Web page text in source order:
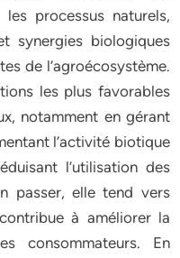
processus naturels,
synergies biologiques
de l’agroécosystème.
les plus favorables
notamment en gérant
l’activité biotique
l’utilisation des
passer, elle tend vers
à améliorer la
consommateurs. En